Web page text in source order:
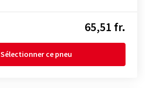
65,51 fr.
Sélectionner ce pneu